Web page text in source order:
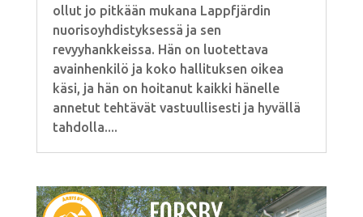
ollut jo pitkään mukana Lappfjärdin
nuorisoyhdistyksessä ja sen
revyyhankkeissa. Hän on luotettava
avainhenkilö ja koko hallituksen oikea
käsi, ja hän on hoitanut kaikki hänelle
annetut tehtävät vastuullisesti ja hyvällä
tahdolla....